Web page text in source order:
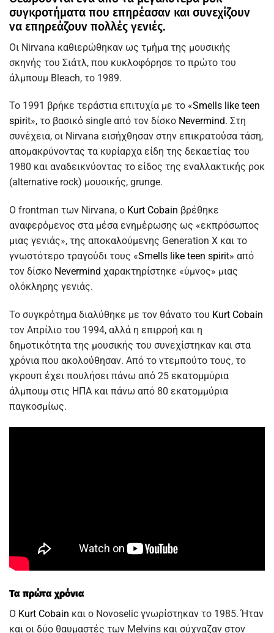
συγκροτήματα που επηρέασαν και συνεχίζουν
να επηρεάζουν πολλές γενιές.
Οι Nirvana καθιερώθηκαν ως τμήμα της μουσικής
σκηνής του Σιάτλ, που κυκλοφόρησε το πρώτο του
άλμπουμ Bleach, το 1989.
Το 1991 βρήκε τεράστια επιτυχία με το «Smells like teen
spirit», το βασικό single από τον δίσκο Nevermind. Στη
συνέχεια, οι Nirvana εισήχθησαν στην επικρατούσα τάση,
απομακρύνοντας τα κυρίαρχα είδη της δεκαετίας του
1980 και αναδεικνύοντας το είδος της εναλλακτικής ροκ
(alternative rock) μουσικής, grunge.
Ο frontman των Nirvana, ο Kurt Cobain βρέθηκε
αναφερόμενος στα μέσα ενημέρωσης ως «εκπρόσωπος
μιας γενιάς», της αποκαλούμενης Generation Χ και το
γνωστότερο τραγούδι τους «Smells like teen spirit» από
τον δίσκο Nevermind χαρακτηρίστηκε «ύμνος» μιας
ολόκληρης γενιάς.
Το συγκρότημα διαλύθηκε με τον θάνατο του Kurt Cobain
τον Απρίλιο του 1994, αλλά η επιρροή και η
δημοτικότητα της μουσικής του συνεχίστηκαν και στα
χρόνια που ακολούθησαν. Από το ντεμπούτο τους, το
γκρουπ έχει πουλήσει πάνω από 25 εκατομμύρια
άλμπουμ στις ΗΠΑ και πάνω από 80 εκατομμύρια
παγκοσμίως.
Τα πρώτα χρόνια
Ο Kurt Cobain και ο Novoselic γνωρίστηκαν το 1985. Ήταν
και οι δύο θαυμαστές των Melvins και σύχναζαν στον